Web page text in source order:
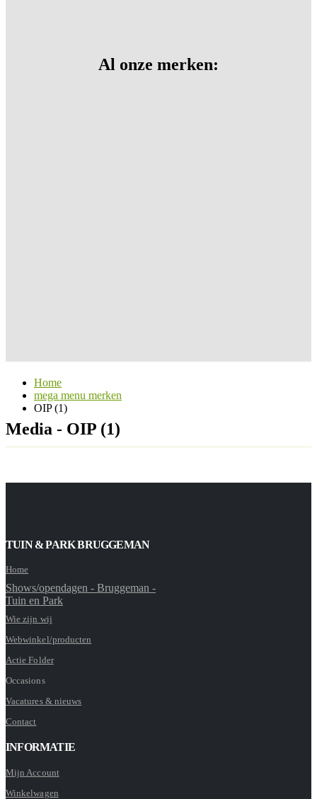
Al onze merken:
Home
mega menu merken
OIP (1)
Media - OIP (1)
TUIN & PARK BRUGGEMAN
Home
Shows/opendagen - Bruggeman -
Tuin en Park
Wie zijn wij
Webwinkel/producten
Actie Folder
Occasions
Vacatures & nieuws
Contact
INFORMATIE
Mijn Account
Winkelwagen